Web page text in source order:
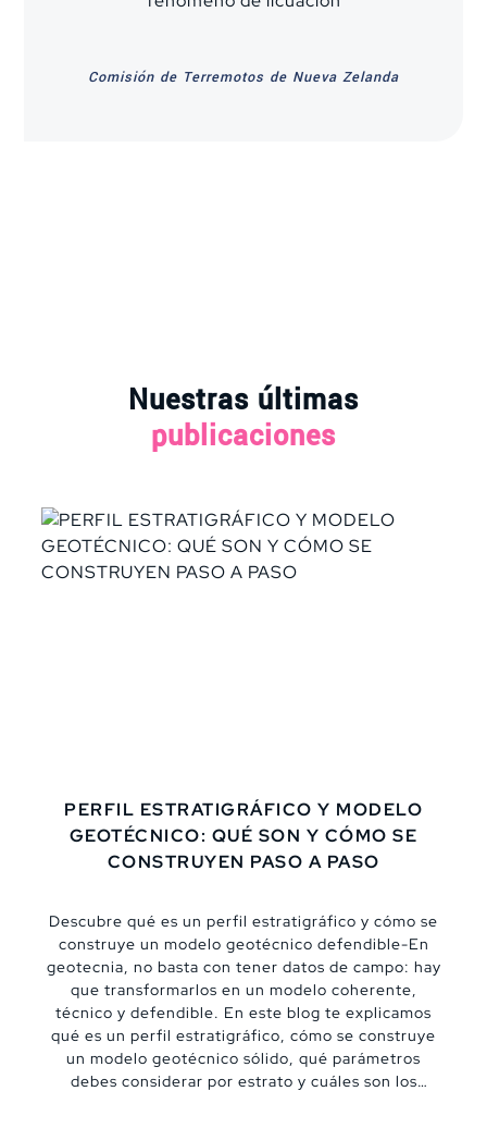
Comisión de Terremotos de Nueva Zelanda
Nuestras últimas
publicaciones
PERFIL ESTRATIGRÁFICO Y MODELO
GEOTÉCNICO: QUÉ SON Y CÓMO SE
CONSTRUYEN PASO A PASO
Descubre qué es un perfil estratigráfico y cómo se
construye un modelo geotécnico defendible-En
geotecnia, no basta con tener datos de campo: hay
que transformarlos en un modelo coherente,
técnico y defendible. En este blog te explicamos
qué es un perfil estratigráfico, cómo se construye
un modelo geotécnico sólido, qué parámetros
debes considerar por estrato y cuáles son los